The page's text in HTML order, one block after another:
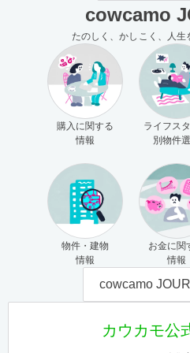
cowcamo
たのしく、かしこく、人生
購入に関する
情報
ライフス
別物件
物件・建物
情報
お金に関
情報
cowcamo
カウカモ公